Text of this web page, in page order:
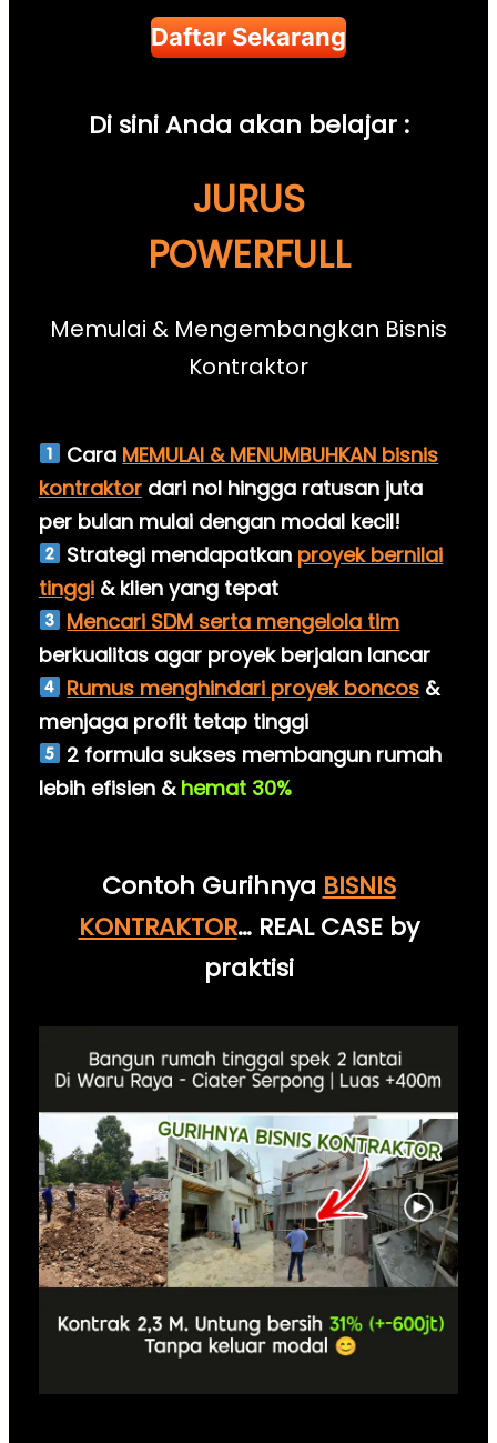
Daftar Sekarang
Di sini Anda akan belajar :
JURUS
POWERFULL
Memulai & Mengembangkan Bisnis
Kontraktor
Cara MEMULAI & MENUMBUHKAN bisnis
kontraktordari nol hingga ratusan juta
per bulan mulai dengan modal kecil!
Strategi mendapatkan proyek bernilai
tinggi & klien yang tepat
Mencari SDM serta mengelola tim
berkualitas agar proyek berjalan lancar
Rumus menghindari proyek boncos &
menjaga profit tetap tinggi
2 formula sukses membangun rumah
lebih efisien & hemat 30%
Contoh Gurihnya BISNIS
KONTRAKTOR… REAL CASE by
praktisi